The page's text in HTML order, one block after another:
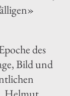
des
Bild und